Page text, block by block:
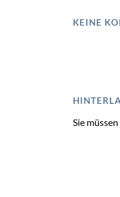
KEINE
Sie müssen